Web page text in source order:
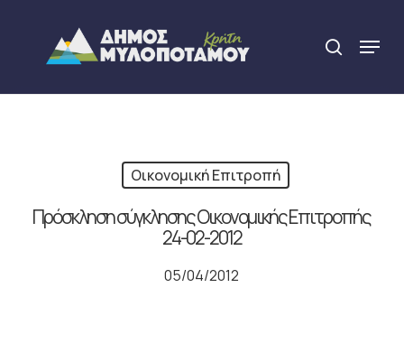
content
search
Menu
Οικονομική Επιτροπή
Πρόσκληση σύγκλησης Οικονομικής Επιτροπής
24-02-2012
05/04/2012
Close